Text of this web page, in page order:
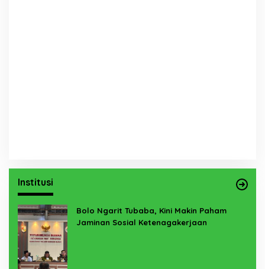
Institusi
Bolo Ngarit Tubaba, Kini Makin Paham
Jaminan Sosial Ketenagakerjaan